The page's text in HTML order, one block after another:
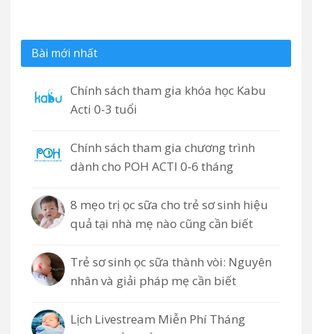
Bài mới nhất
Chính sách tham gia khóa học Kabu
Acti 0-3 tuổi
Chính sách tham gia chương trình
dành cho POH ACTI 0-6 tháng
8 mẹo trị ọc sữa cho trẻ sơ sinh hiệu
quả tại nhà mẹ nào cũng cần biết
Trẻ sơ sinh ọc sữa thành vòi: Nguyên
nhân và giải pháp mẹ cần biết
Lịch Livestream Miễn Phí Tháng